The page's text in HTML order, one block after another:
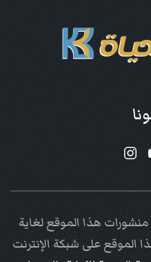
هذا الموقع لغاية
الموقع على شبكة الإنترنت